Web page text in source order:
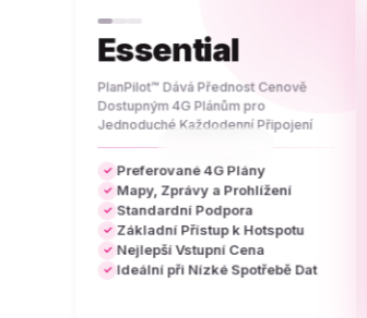
Essential
PlanPilot™ Dává Přednost Cenově
Dostupným 4G Plánům pro
Jednoduché Každodenní Připojení
✓ Preferované 4G Plány
✓ Mapy, Zprávy a Prohlížení
✓ Standardní Podpora
✓ Základní Přístup k Hotspotu
✓ Nejlepší Vstupní Cena
✓ Ideální při Nízké Spotřebě Dat